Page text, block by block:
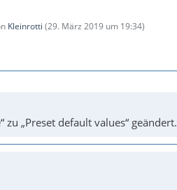
Kleinrotti (29. März 2019 um 19:34)
zu „Preset default values“ geändert.